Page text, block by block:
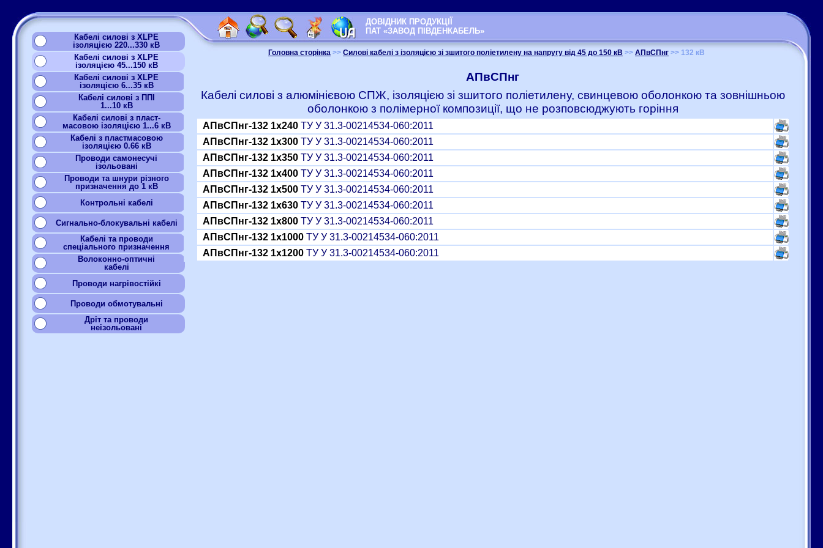
Кабелі силові з XLPE
ізоляцією 220...330 кВ
Кабелі силові з XLPE
ізоляцією 45...150 кВ
Кабелі силові з XLPE
ізоляцією 6...35 кВ
Кабелі силові з ППІ
1...10 кВ
Кабелі силові з пласт-
масовою ізоляцією 1...6 кВ
Кабелі з пластмасовою
ізоляцією 0.66 кВ
Проводи самонесучі
ізольовані
Проводи та шнури різного
призначення до 1 кВ
Контрольні кабелі
Сигнально-блокувальні кабелі
Кабелі та проводи
спеціального призначення
Волоконно-оптичні
кабелі
Проводи нагрівостійкі
Проводи обмотувальні
Дріт та проводи
неізольовані
ДОВІДНИК ПРОДУКЦІЇ
ПАТ «ЗАВОД ПІВДЕНКАБЕЛЬ»
Головна сторінка >> Силові кабелі з ізоляцією зі зшитого поліетилену на напругу від 45 до 150 кВ >> АПвСПнг >> 132 кВ
АПвСПнг
Кабелі силові з алюмінієвою СПЖ, ізоляцією зі зшитого поліетилену, свинцевою оболонкою та зовнішньою
оболонкою з полімерної композиції, що не розповсюджують горіння
АПвСПнг-132 1x240 ТУ У 31.3-00214534-060:2011
АПвСПнг-132 1x300 ТУ У 31.3-00214534-060:2011
АПвСПнг-132 1x350 ТУ У 31.3-00214534-060:2011
АПвСПнг-132 1x400 ТУ У 31.3-00214534-060:2011
АПвСПнг-132 1x500 ТУ У 31.3-00214534-060:2011
АПвСПнг-132 1x630 ТУ У 31.3-00214534-060:2011
АПвСПнг-132 1x800 ТУ У 31.3-00214534-060:2011
АПвСПнг-132 1x1000 ТУ У 31.3-00214534-060:2011
АПвСПнг-132 1x1200 ТУ У 31.3-00214534-060:2011